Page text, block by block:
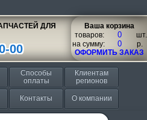
ДЛЯ
00
Ваша корзина
товаров:
шт.
на сумму:
p.
ОФОРМИТЬ ЗАКАЗ
Способы
оплаты
Клиентам
регионов
Контакты О компании